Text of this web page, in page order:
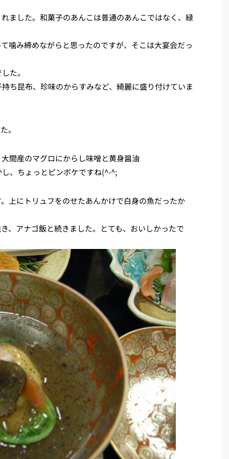
ました。和菓子のあんこは普通のあんこではなく、緑
噛み締めながらと思ったのですが、そこは大宴会だっ
た。
ち昆布、珍味のからすみなど、綺麗に盛り付けていま
。
間産のマグロにからし味噌と黄身醤油
、ちょっとピンボケですね(^-^;
上にトリュフをのせたあんかけで白身の魚だったか
、アナゴ飯と続きました。とても、おいしかったで